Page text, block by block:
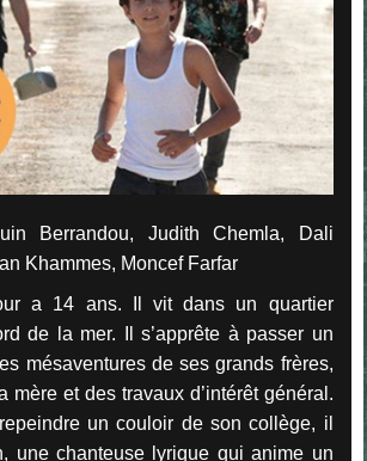
Berrandou, Judith Chemla, Dali
Khammes, Moncef Farfar
a 14 ans. Il vit dans un quartier
de la mer. Il s’apprête à passer un
mésaventures de ses grands frères,
mère et des travaux d’intérêt général.
un couloir de son collège, il
une chanteuse lyrique qui anime un